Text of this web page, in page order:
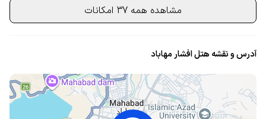
مشاهده همه 37 امکانات
آدرس و نقشه هتل افشار مهاباد